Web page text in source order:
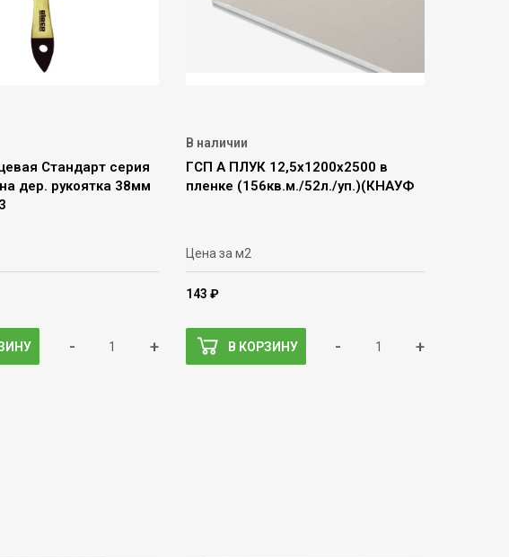
Стандарт серия
дер. рукоятка 38мм
- +
В наличии
ГСП А ПЛУК 12,5х1200х2500 в
пленке (156кв.м./52л./уп.)(КНАУФ
Цена за м2
143 ₽
В КОРЗИНУ - +